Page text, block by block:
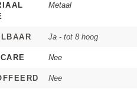
Metaal
Ja - tot 8 hoog
Nee
Nee